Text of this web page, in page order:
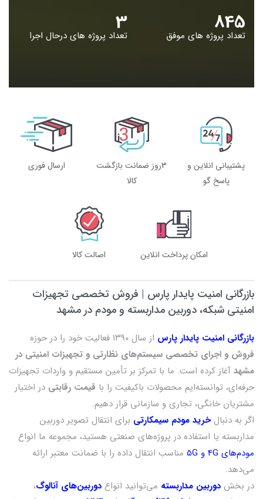
848
تعداد پروژه های موفق 4
تعداد پروژه های درحال اجرا
پشتیبانی انلاین و
پاسخ گو
3روز ضمانت بازگشت
کالا
ارسال فوری
امکان پرداخت انلاین اصالت کالا
بازرگانی امنیت پایدار پارس | فروش تخصصی تجهیزات
امنیتی شبکه، دوربین مداربسته و مودم در مشهد
بازرگانی امنیت پایدار پارس از سال ۱۳۹۰ فعالیت خود را در حوزه
فروش و اجرای تخصصی سیستم‌های نظارتی و تجهیزات امنیتی در
مشهد آغاز کرده است. ما با تمرکز بر تأمین مستقیم و واردات تجهیزات
حرفه‌ای، توانسته‌ایم محصولات باکیفیت را با قیمت رقابتی در اختیار
مشتریان خانگی، تجاری و سازمانی قرار دهیم.
اگر به دنبالخرید مودم سیمکارتی برای انتقال تصویر دوربین
مداربسته یا استفاده در پروژه‌های صنعتی هستید، مجموعه ما انواع
مودم‌های 4G و 5G
مناسب انتقال داده را با ضمانت معتبر ارائه
می‌دهد.
در بخش دوربین مداربسته می‌توانید انواع دوربین‌های آنالوگ،